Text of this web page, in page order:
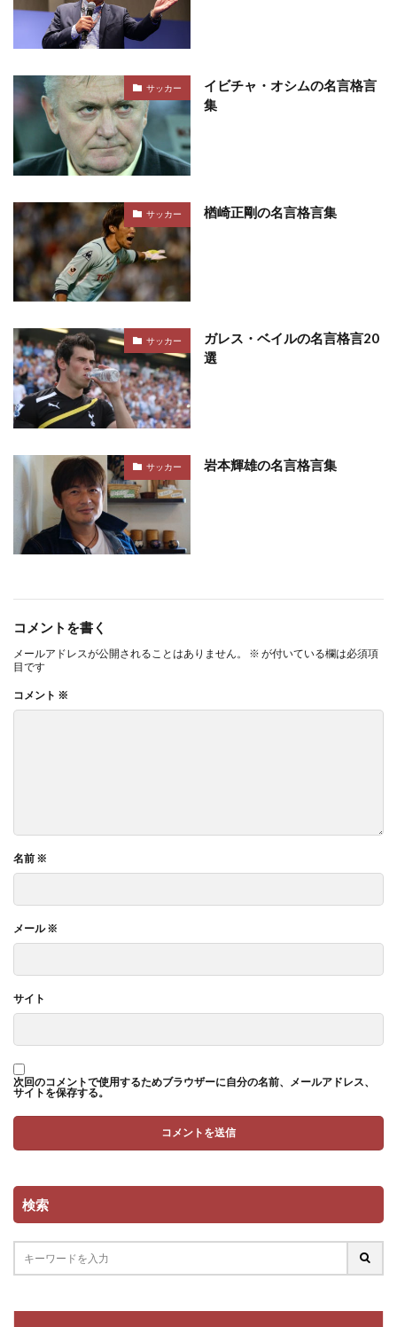
サッカー
イビチャ・オシムの名言格言
集
サッカー 楢崎正剛の名言格言集
サッカー
ガレス・ベイルの名言格言20
選
サッカー 岩本輝雄の名言格言集
コメントを書く
メールアドレスが公開されることはありません。 ※ が付いている欄は必須項
目です
コメント ※
名前 ※
メール※
サイト
次回のコメントで使用するためブラウザーに自分の名前、メールアドレス、
サイトを保存する。
検索